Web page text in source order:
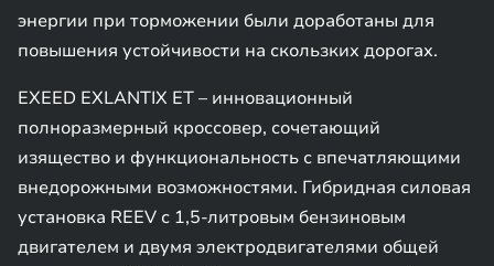
энергии при торможении были доработаны для
повышения устойчивости на скользких дорогах.
EXEED EXLANTIX ET – инновационный
полноразмерный кроссовер, сочетающий
изящество и функциональность с впечатляющими
внедорожными возможностями. Гибридная силовая
установка REEV с 1,5-литровым бензиновым
двигателем и двумя электродвигателями общей